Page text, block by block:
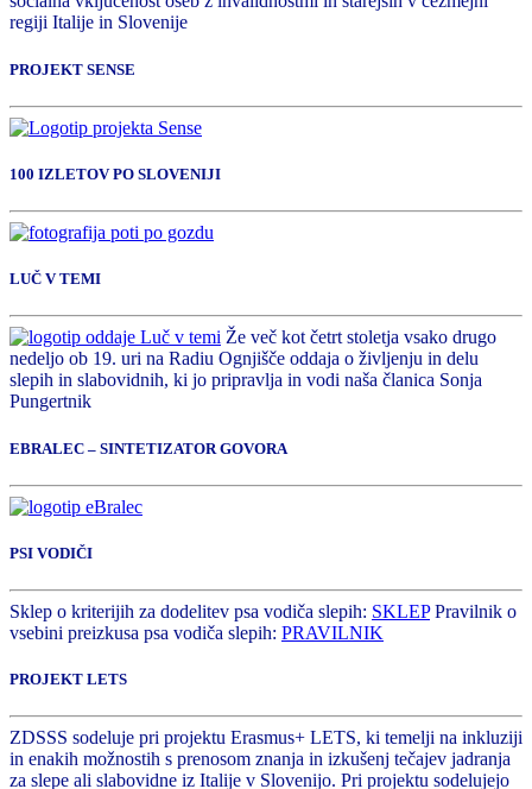
regiji Italije in Slovenije
PROJEKT SENSE
100 IZLETOV PO SLOVENIJI
LUČ V TEMI
Že več kot četrt stoletja vsako drugo
nedeljo ob 19. uri na Radiu Ognjišče oddaja o življenju in delu
slepih in slabovidnih, ki jo pripravlja in vodi naša članica Sonja
Pungertnik
EBRALEC – SINTETIZATOR GOVORA
PSI VODIČI
Sklep o kriterijih za dodelitev psa vodiča slepih: SKLEPPravilnik o
vsebini preizkusa psa vodiča slepih: PRAVILNIK
PROJEKT LETS
ZDSSS sodeluje pri projektu Erasmus+ LETS, ki temelji na inkluziji
in enakih možnostih s prenosom znanja in izkušenj tečajev jadranja
za slepe ali slabovidne iz Italije v Slovenijo. Pri projektu sodelujejo